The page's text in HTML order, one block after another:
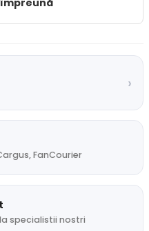
›
FanCourier
specialistii nostri